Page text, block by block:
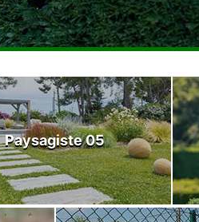
Paysagiste 05